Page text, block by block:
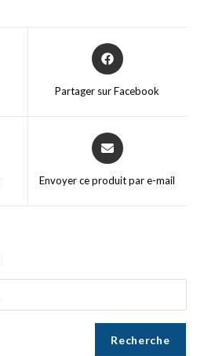
Partager sur Facebook
Envoyer ce produit par e-mail
Recherche